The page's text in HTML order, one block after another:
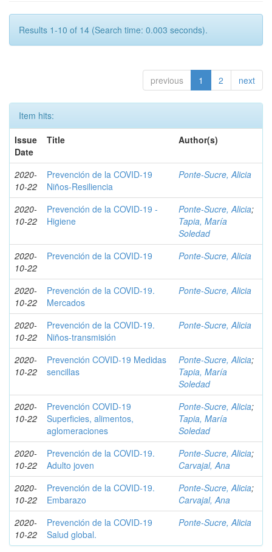
Results 1-10 of 14 (Search time: 0.003 seconds).
previous 1 2 next
Item hits:
Issue
Date
Title Author(s)
2020-
10-22
Prevención de la COVID-19
Niños-Resiliencia
Ponte-Sucre, Alicia
2020-
10-22
Prevención de la COVID-19 -
Higiene
Ponte-Sucre, Alicia;
Tapia, María
Soledad
2020-
10-22
Prevención de la COVID-19 Ponte-Sucre, Alicia
2020-
10-22
Prevención de la COVID-19.
Mercados
Ponte-Sucre, Alicia
2020-
10-22
Prevención de la COVID-19.
Niños-transmisión
Ponte-Sucre, Alicia
2020-
10-22
Prevención COVID-19 Medidas
sencillas
Ponte-Sucre, Alicia;
Tapia, María
Soledad
2020-
10-22
Prevención COVID-19
Superficies, alimentos,
aglomeraciones
Ponte-Sucre, Alicia;
Tapia, María
Soledad
2020-
10-22
Prevención de la COVID-19.
Adulto joven
Ponte-Sucre, Alicia;
Carvajal, Ana
2020-
10-22
Prevención de la COVID-19.
Embarazo
Ponte-Sucre, Alicia;
Carvajal, Ana
2020-
10-22
Prevención de la COVID-19
Salud global.
Ponte-Sucre, Alicia